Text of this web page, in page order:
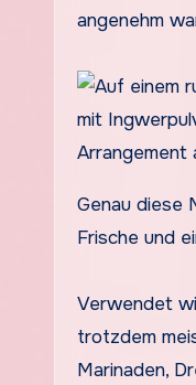
angenehm
Arrangement
Genau diese
Frische und
Verwendet
trotzdem
Marinaden,